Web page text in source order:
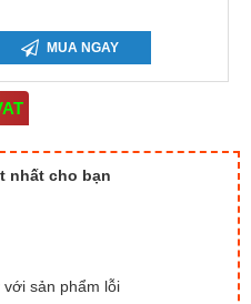
MUA NGAY
nhất cho bạn
sản phẩm lỗi